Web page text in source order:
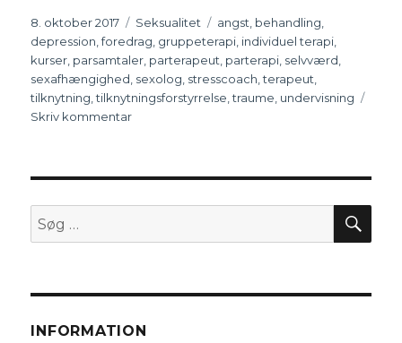
Udgivet
8. oktober 2017 Kategorier
Seksualitet Tags
angst behandling
depression ,foredrag gruppeterapi individuel terapi
kurser parsamtaler parterapeut parterapi selvværd
sexafhængighed sexolog stresscoach ,terapeut
tilknytning ,tilknytningsforstyrrelse ,traume undervisning
Skriv kommentar
Søg
efter:
INFORMATION